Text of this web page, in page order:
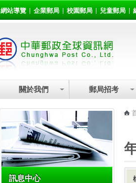
網站導覽 企業郵局 校園郵局 兒童郵局
關於我們 郵局招考
訊息中心